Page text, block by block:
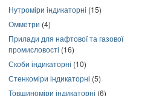
Нутроміри індикаторні (15)
Омметри (4)
Прилади для нафтової та газової
промисловості (16)
Скоби індикаторні (10)
Стенкоміри індикаторні (5)
Товщиноміри індикаторні (6)